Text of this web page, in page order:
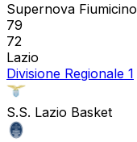
Supernova Fiumicino
79
72
Lazio
Divisione Regionale 1
S.S. Lazio Basket